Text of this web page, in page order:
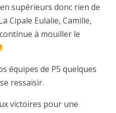
supérieurs donc rien de
Cipale Eulalie, Camille,
à mouiller le
équipes de P5 quelques
ressaisir.
victoires pour une